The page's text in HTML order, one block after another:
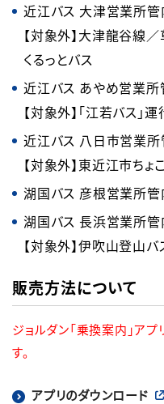
近江バス 大津営業
【対象外】大津龍谷線
くるっとバス
近江バス あやめ営業
【対象外】「江若バス」
近江バス 八日市営業
【対象外】東近江市ち
湖国バス 彦根営業
湖国バス 長浜営業
【対象外】伊吹山登山バ
販売方法について
ジョルダン「乗換案内」アプ
す。
アプリのダウンロード